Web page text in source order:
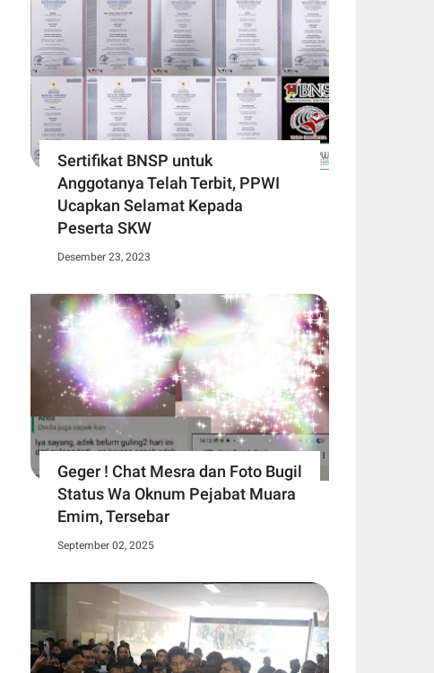
Sertifikat BNSP untuk
Anggotanya Telah Terbit, PPWI
Ucapkan Selamat Kepada
Peserta SKW
Desember 23, 2023
Geger ! Chat Mesra dan Foto Bugil
Status Wa Oknum Pejabat Muara
Emim, Tersebar
September 02, 2025